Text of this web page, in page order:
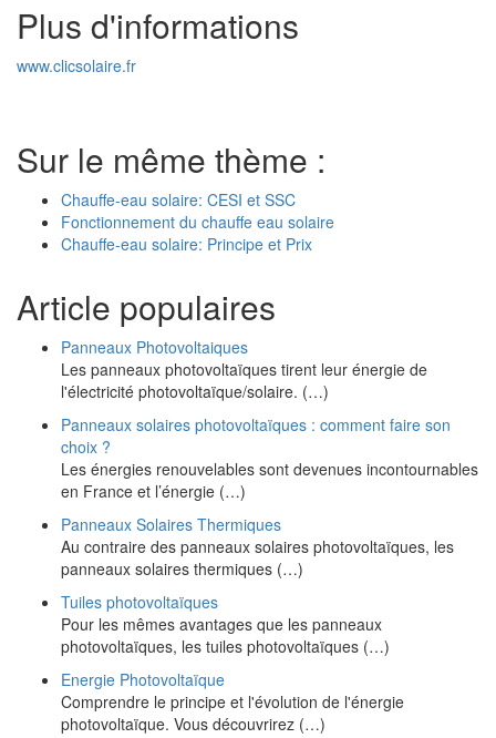
Plus d'informations
www.clicsolaire.fr
Sur le même thème :
Chauffe-eau solaire: CESI et SSC
Fonctionnement du chauffe eau solaire
Chauffe-eau solaire: Principe et Prix
Article populaires
Panneaux Photovoltaiques
Les panneaux photovoltaïques tirent leur énergie de
l'électricité photovoltaïque/solaire. (…)
Panneaux solaires photovoltaïques : comment faire son
choix ?
Les énergies renouvelables sont devenues incontournables
en France et l’énergie (…)
Panneaux Solaires Thermiques
Au contraire des panneaux solaires photovoltaïques, les
panneaux solaires thermiques (…)
Tuiles photovoltaïques
Pour les mêmes avantages que les panneaux
photovoltaïques, les tuiles photovoltaïques (…)
Energie Photovoltaïque
Comprendre le principe et l'évolution de l'énergie
photovoltaïque. Vous découvrirez (…)